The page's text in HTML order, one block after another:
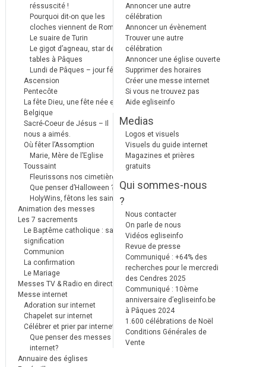
réssuscité !
Pourquoi dit-on que les
cloches viennent de Rome ?
Le suaire de Turin
Le gigot d’agneau, star des
tables à Pâques
Lundi de Pâques – jour férié
Ascension
Pentecôte
La fête Dieu, une fête née en
Belgique
Sacré-Coeur de Jésus – Il
nous a aimés.
Où fêter l’Assomption
Marie, Mère de l’Eglise
Toussaint
Fleurissons nos cimetières
Que penser d’Halloween ?
HolyWins, fêtons les saints !
Animation des messes
Les 7 sacrements
Le Baptême catholique : sa
signification
Communion
La confirmation
Le Mariage
Messes TV & Radio en direct
Messe internet
Adoration sur internet
Chapelet sur internet
Célébrer et prier par internet
Que penser des messes
internet?
Annuaire des églises
Annoncer une autre
célébration
Annoncer un évènement
Trouver une autre
célébration
Annoncer une église ouverte
Supprimer des horaires
Créer une messe internet
Si vous ne trouvez pas
Aide egliseinfo
Medias
Logos et visuels
Visuels du guide internet
Magazines et prières
gratuits
Qui sommes-nous
?
Nous contacter
On parle de nous
Vidéos egliseinfo
Revue de presse
Communiqué : +64% des
recherches pour le mercredi
des Cendres 2025
Communiqué : 10ème
anniversaire d’egliseinfo.be
à Pâques 2024
1.600 célébrations de Noël
Conditions Générales de
Vente